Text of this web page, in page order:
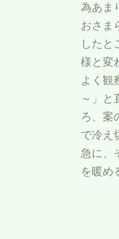
為あま
おさま
したと
様と変
よく観
～」と
ろ、案
で冷え
急に、
を暖め